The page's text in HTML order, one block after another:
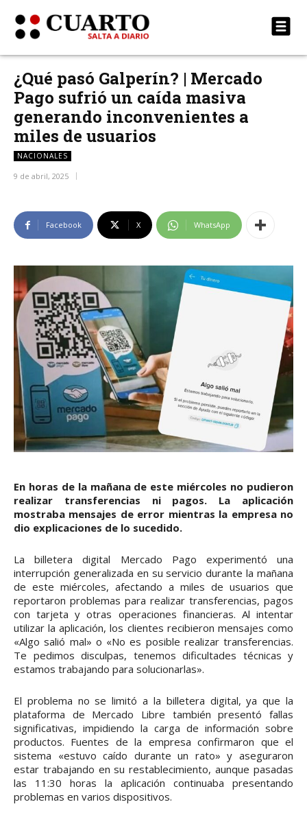
¿Qué pasó Galperín? | Mercado
Pago sufrió un caída masiva
generando inconvenientes a
miles de usuarios
NACIONALES
9 de abril, 2025
Facebook X WhatsApp
En horas de la mañana de este miércoles no pudieron
realizar transferencias ni pagos. La aplicación
mostraba mensajes de error mientras la empresa no
dio explicaciones de lo sucedido.
La billetera digital Mercado Pago experimentó una
interrupción generalizada en su servicio durante la mañana
de este miércoles, afectando a miles de usuarios que
reportaron problemas para realizar transferencias, pagos
con tarjeta y otras operaciones financieras. Al intentar
utilizar la aplicación, los clientes recibieron mensajes como
«Algo salió mal» o «No es posible realizar transferencias.
Te pedimos disculpas, tenemos dificultades técnicas y
estamos trabajando para solucionarlas».
El problema no se limitó a la billetera digital, ya que la
plataforma de Mercado Libre también presentó fallas
significativas, impidiendo la carga de información sobre
productos. Fuentes de la empresa confirmaron que el
sistema «estuvo caído durante un rato» y aseguraron
estar trabajando en su restablecimiento, aunque pasadas
las 11:30 horas la aplicación continuaba presentando
problemas en varios dispositivos.